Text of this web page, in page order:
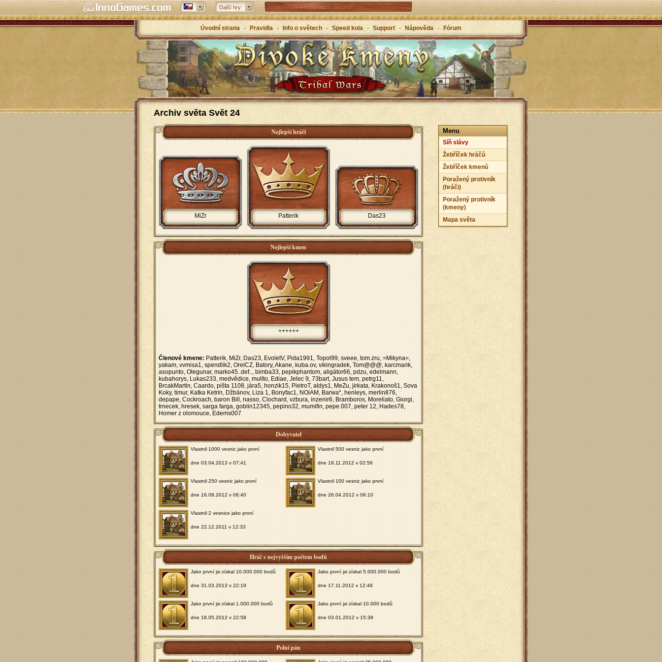
Další hry: Tribal Wars 2 - nástupce klasiky
Forge of Empires – strategicky napříč věky
Grepolis – vybuduj svou říši v antickém Řecku
Úvodní strana - Pravidla - Info o světech - Speed kola - Support - Nápověda - Fórum
Archiv světa Svět 24
Menu
Síň slávy
Žebříček hráčů
Žebříček kmenů
Poražený protivník
(hráči)
Poražený protivník
(kmeny)
Mapa světa
Nejlepší hráči
Patterik
MiZr Das23
Nejlepší kmen
++++++
Členové kmene: Patterik, MiZr, Das23, EvoletV, Pida1991, Topol99, sveee, tom.zru, =Mikyna=,
yakam, vvmisa1, spendlik2, OrelCZ, Batory, Akane, kuba.ov, vikingradek, Tom@@@, karcmarik,
asopunto, Olegunar, marko45..def.., bimba33, pepikphantom, aligátor66, pdzu, edelmann,
kubahorys, Lukas233, medvědice, mullto, Ediae, Jelec 9, 73bart, Jusus tem, petrg11,
BrcakMartin, Caardo, pišta 1108, jára5, honzik15, PietroT, aldys1, MeZu, jirkata, Krakonoš1, Sova
Koky, timur, Katka Ketrin, Džbánov, Liza 1, Bonyfac1, NOiAM, Barwa*, henleys, merlin876,
depape, Cockroach, baron Bill, nasso, Clochard, vzbura, inzenir6, Bramboros, Moreliato, Giorgi,
trnecek, hresek, sarga farga, goblin12345, pepino32, mumifin, pepe.007, peter 12, Hades78,
Homer z olomouce, Edems007
Dobyvatel
Vlastnil 1000 vesnic jako první
dne 03.04.2013 v 07:41
Vlastnil 500 vesnic jako první
dne 18.11.2012 v 02:56
Vlastnil 250 vesnic jako první
dne 16.08.2012 v 06:40
Vlastnil 100 vesnic jako první
dne 26.04.2012 v 06:10
Vlastnil 2 vesnice jako první
dne 22.12.2011 v 12:33
Hráč s nejvyšším počtem bodů
Jako první jsi získal 10.000.000 bodů
dne 31.03.2013 v 22:19
Jako první jsi získal 5.000.000 bodů
dne 17.11.2012 v 12:46
Jako první jsi získal 1.000.000 bodů
dne 18.05.2012 v 22:58
Jako první jsi získal 10.000 bodů
dne 03.01.2012 v 15:38
Polní pán